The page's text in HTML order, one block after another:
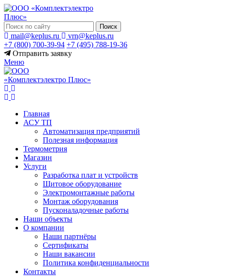
Поиск
mail@keplus.ru
vrn@keplus.ru
+7 (800) 700-39-94 +7 (495) 788-19-36
Отправить заявку
Меню
Главная
АСУ ТП
Автоматизация предприятий
Полезная информация
Термометрия
Магазин
Услуги
Разработка плат и устройств
Щитовое оборудование
Электромонтажные работы
Монтаж оборудования
Пусконаладочные работы
Наши объекты
О компании
Наши партнёры
Сертификаты
Наши вакансии
Политика конфиденциальности
Контакты